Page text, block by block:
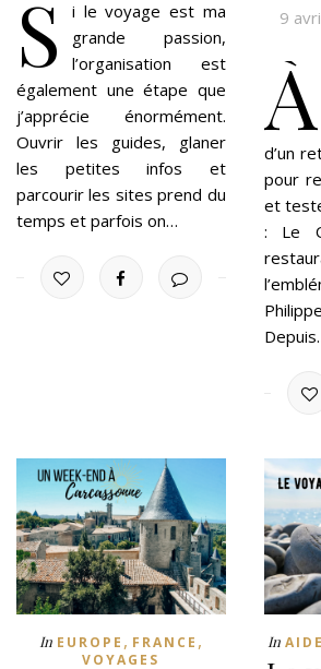
S
i le voyage est ma
grande passion,
l’organisation est
également une étape que
j’apprécie énormément.
Ouvrir les guides, glaner
les petites infos et
parcourir les sites prend du
temps et parfois on…
9
À
d’un
pour
et
: Le
In EUROPE , FRANCE ,
VOYAGES
In